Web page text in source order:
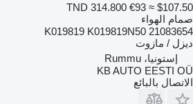
TND 314.800 €93 ≈ $107.50
صمام الهواء
K019819 K019819N50 21083654
ديزل / مازوت
إستونيا، Rummu
KB AUTO EESTI OÜ
الاتصال بالبائع